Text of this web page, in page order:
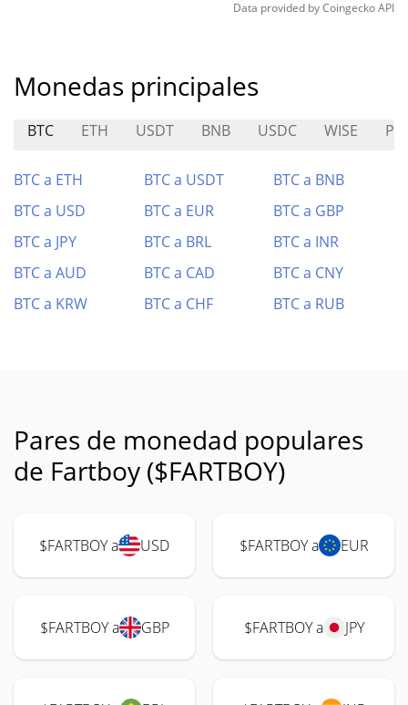
Data provided byCoingeckoAPI
Monedas principales
BTC ETH USDT BNB USDC WISE
BTC a ETH BTC a USDT
BTC a BNB
BTC a USD
BTC a EUR
BTC a GBP
BTC a JPY
BTC a BRL
BTC a INR
BTC a AUD
BTC a CAD
BTC a CNY
BTC a KRW
BTC a CHF BTC a RUB
Pares de monedad populares
de Fartboy ($FARTBOY)
$FARTBOY a USD $FARTBOY a EUR
$FARTBOY a GBP $FARTBOY a JPY